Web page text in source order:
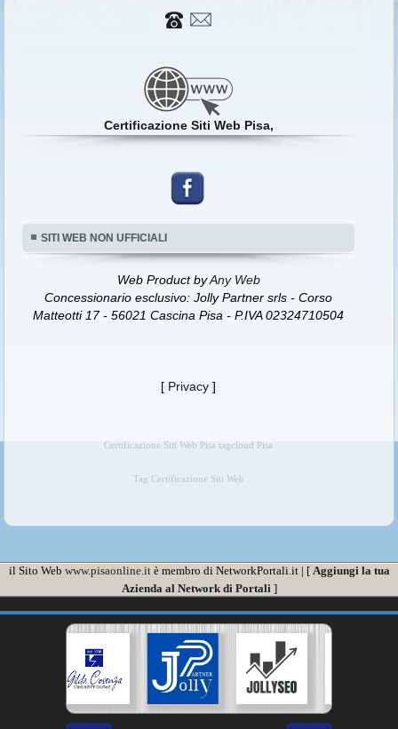
Certificazione Siti Web Pisa,
SITI WEB NON UFFICIALI
Web Product byAny Web
Concessionario esclusivo: Jolly Partner srls - Corso
Matteotti 17 - 56021 Cascina Pisa - P.IVA 02324710504
[ Privacy ]
Certificazione Siti Web Pisa tagcloud Pisa
Tag Certificazione Siti Web
il Sito Web www.pisaonline.itè membro di NetworkPortali.it | [ Aggiungi la tua
Azienda al Network di Portali]